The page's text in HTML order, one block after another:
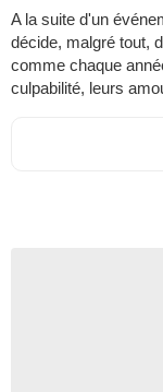
A la suite d'un
décide, malgré tout,
comme chaque
culpabilité, leurs